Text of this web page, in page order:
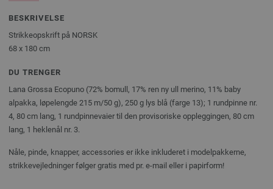
BESKRIVELSE
Strikkeopskrift på NORSK
68 x 180 cm
DU TRENGER
Lana Grossa Ecopuno (72% bomull, 17% ren ny ull merino, 11% baby
alpakka, løpelengde 215 m/50 g), 250 g lys blå (farge 13); 1 rundpinne nr.
4, 80 cm lang, 1 rundpinnevaier til den provisoriske oppleggingen, 80 cm
lang, 1 heklenål nr. 3.
Nåle, pinde, knapper, accessories er ikke inkluderet i modelpakkerne,
strikkevejledninger følger gratis med pr. e-mail eller i papirform!